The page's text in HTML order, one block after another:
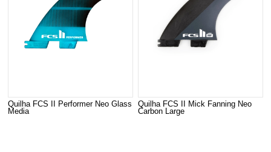
Quilha FCS II Performer Neo Glass
Media
Quilha FCS II Mick Fanning Neo
Carbon Large